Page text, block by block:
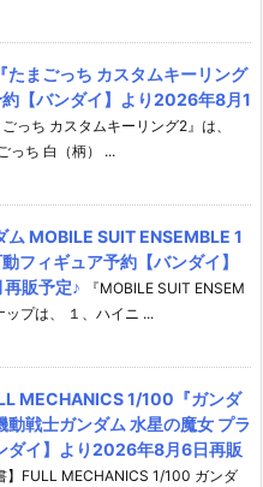
たまごっち カスタムキーリング
【バンダイ】より2026年8月1
ごっち カスタムキーリング2』は、
っち 白（柄） ...
ム MOBILE SUIT ENSEMBLE 1
フィギュア予約【バンダイ】
販予定♪
『MOBILE SUIT ENSEM
ップは、 １、ハイニ ...
MECHANICS 1/100『ガンダ
動戦士ガンダム 水星の魔女 プラ
ダイ】より2026年8月6日再販
】FULL MECHANICS 1/100 ガンダ